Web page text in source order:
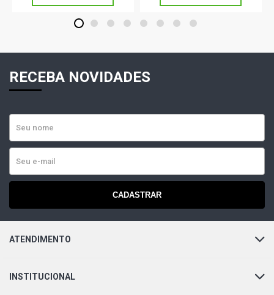
1 2 3 4 5 6 7 8
RECEBA NOVIDADES
CADASTRAR
ATENDIMENTO
INSTITUCIONAL